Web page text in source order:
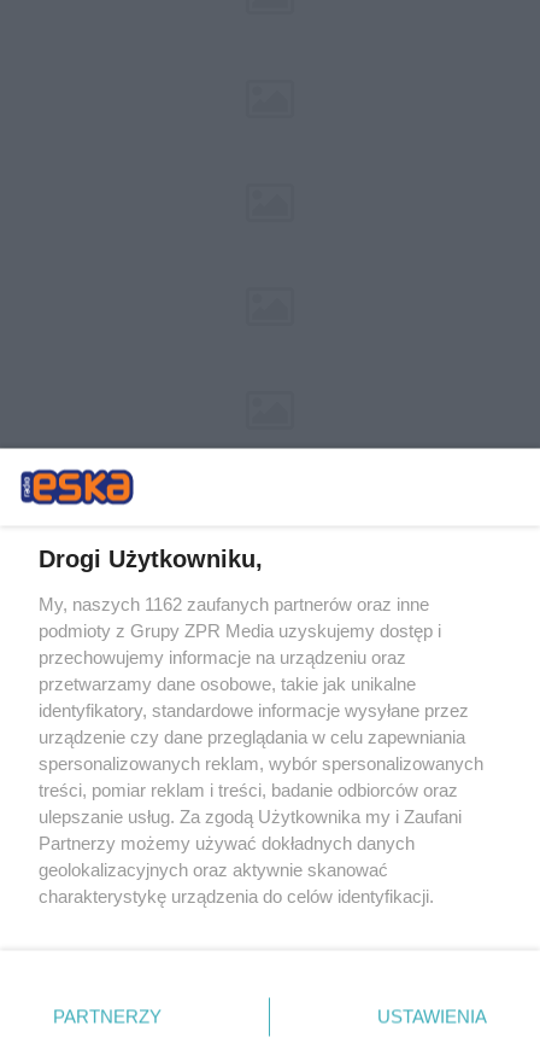
Żaden utwór zamieszczony w serwisie nie może być powielany i
rozpowszechniany lub dalej rozpowszechniany w jakikolwiek sposób (w
tym także elektroniczny lub mechaniczny) na jakimkolwiek polu
eksploatacji w jakiejkolwiek formie, włącznie z umieszczaniem w
Internecie bez pisemnej zgody właściciela praw. Jakiekolwiek użycie lub
wykorzystanie utworów w całości lub w części z naruszeniem prawa,
tzn. bez właściwej zgody, jest zabronione pod groźbą kary i może być
ścigane prawnie.
Drogi Użytkowniku,
My, naszych 1162 zaufanych partnerów oraz inne
podmioty z Grupy ZPR Media uzyskujemy dostęp i
przechowujemy informacje na urządzeniu oraz
przetwarzamy dane osobowe, takie jak unikalne
identyfikatory, standardowe informacje wysyłane przez
urządzenie czy dane przeglądania w celu zapewniania
spersonalizowanych reklam, wybór spersonalizowanych
treści, pomiar reklam i treści, badanie odbiorców oraz
ulepszanie usług. Za zgodą Użytkownika my i Zaufani
Partnerzy możemy używać dokładnych danych
geolokalizacyjnych oraz aktywnie skanować
charakterystykę urządzenia do celów identyfikacji.
zmienić/wycofać klikając przycisk ustawień prywatności
znajdujący się w lewym dolnym rogu strony
PARTNERZY USTAWIENIA